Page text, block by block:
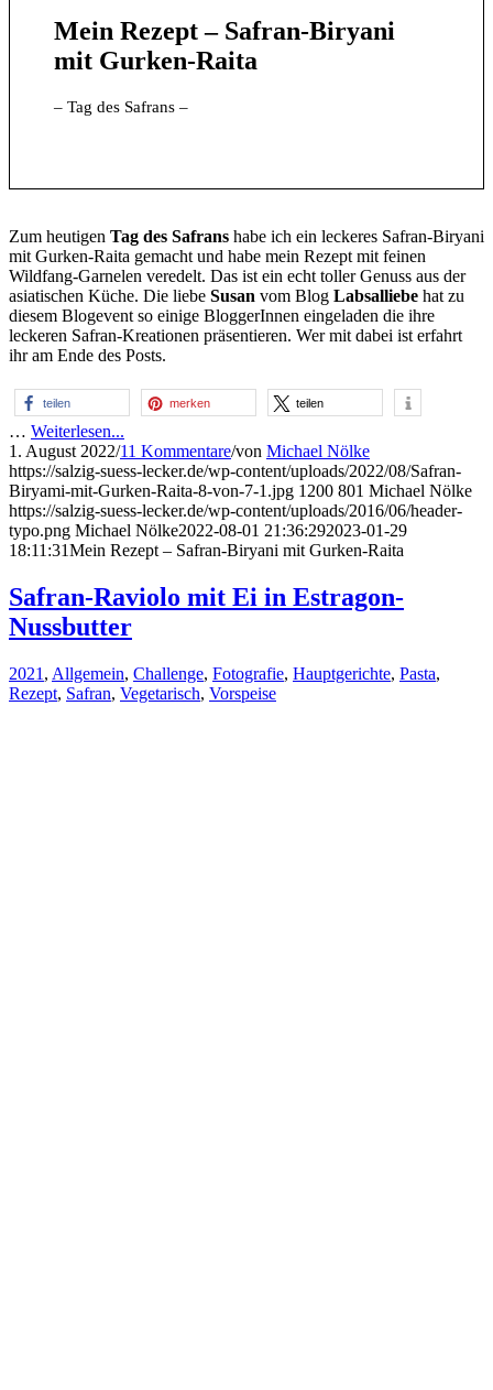
Mein Rezept – Safran-Biryani
mit Gurken-Raita
– Tag des Safrans –
Zum heutigen Tag des Safrans habe ich ein leckeres Safran-Biryani
mit Gurken-Raita gemacht und habe mein Rezept mit feinen
Wildfang-Garnelen veredelt. Das ist ein echt toller Genuss aus der
asiatischen Küche. Die liebe Susan vom Blog Labsalliebe hat zu
diesem Blogevent so einige BloggerInnen eingeladen die ihre
leckeren Safran-Kreationen präsentieren. Wer mit dabei ist erfahrt
ihr am Ende des Posts.
teilen merken teilen
… Weiterlesen...
1. August 2022/11 Kommentare/von Michael Nölke
https://salzig-suess-lecker.de/wp-content/uploads/2022/08/Safran-
Biryami-mit-Gurken-Raita-8-von-7-1.jpg 1200 801 Michael Nölke
https://salzig-suess-lecker.de/wp-content/uploads/2016/06/header-
typo.png Michael Nölke2022-08-01 21:36:292023-01-29
18:11:31Mein Rezept – Safran-Biryani mit Gurken-Raita
Safran-Raviolo mit Ei in Estragon-
Nussbutter
2021 , Allgemein, Challenge, Fotografie, Hauptgerichte, Pasta,
Rezept, Safran, Vegetarisch, Vorspeise